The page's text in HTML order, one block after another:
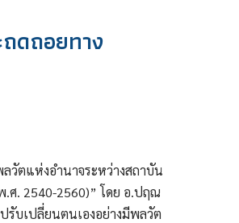
ถดถอยทาง
วัตแห่งอำนาจระหว่างสถาบัน
.ศ. 2540-2560)” โดย อ.ปฤณ
บเปลี่ยนตนเองอย่างมีพลวัต